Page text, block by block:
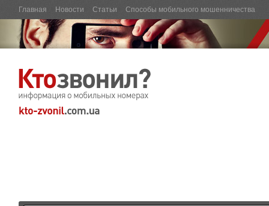
Главная Новости Статьи Способы мобильного мошенничества